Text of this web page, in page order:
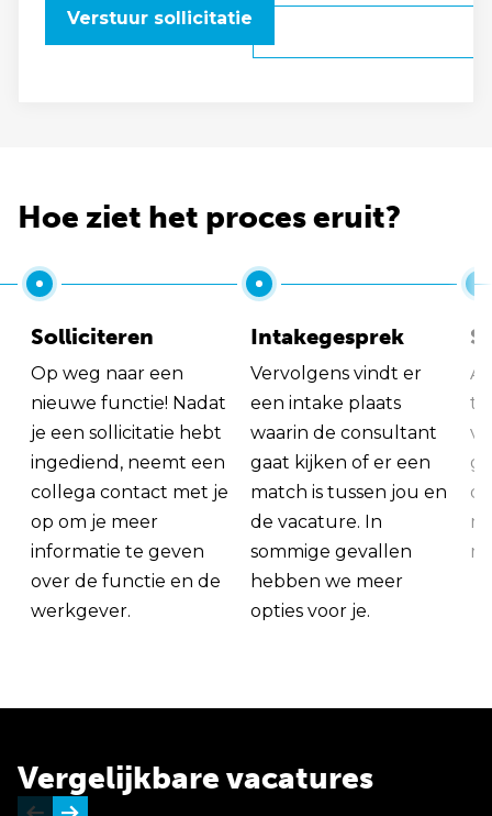
Verstuur sollicitatie
Hoe ziet het proces eruit?
Solliciteren
Op weg naar een
nieuwe functie! Nadat
je een sollicitatie hebt
ingediend, neemt een
collega contact met je
op om je meer
informatie te geven
over de functie en de
werkgever.
Intakegesprek
Vervolgens vindt er
een intake plaats
waarin de consultant
gaat kijken of er een
match is tussen jou en
de vacature. In
sommige gevallen
hebben we meer
opties voor je.
Vergelijkbare vacatures